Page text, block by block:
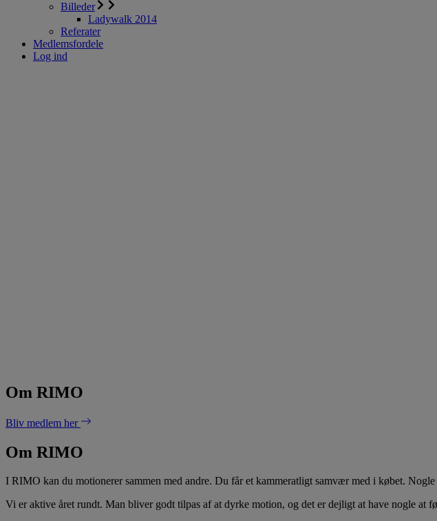
Billeder
Ladywalk 2014
Referater
Medlemsfordele
Log ind
Om RIMO
Bliv medlem her
Om RIMO
I RIMO kan du motionerer sammen med andre. Du får et kammeratligt samvær med i købet.
Vi er aktive året rundt. Man bliver godt tilpas af at dyrke motion, og det er dejligt at have nogle at